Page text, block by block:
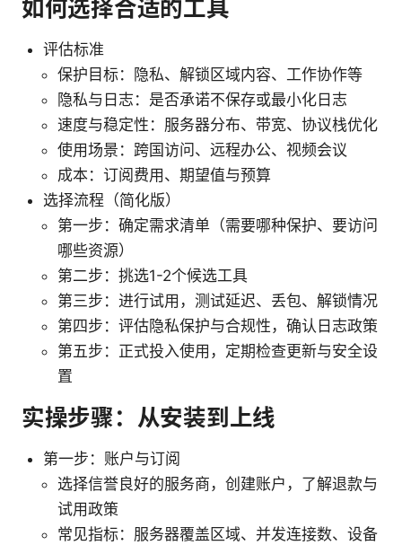
如何选择合适的工具
评估标准
保护目标：隐私、解锁区域内容、工作协作等
隐私与日志：是否承诺不保存或最小化日志
速度与稳定性：服务器分布、带宽、协议栈优化
使用场景：跨国访问、远程办公、视频会议
成本：订阅费用、期望值与预算
选择流程（简化版）
第一步：确定需求清单（需要哪种保护、要访问
哪些资源）
第二步：挑选1-2个候选工具
第三步：进行试用，测试延迟、丢包、解锁情况
第四步：评估隐私保护与合规性，确认日志政策
第五步：正式投入使用，定期检查更新与安全设
置
实操步骤：从安装到上线
第一步：账户与订阅
选择信誉良好的服务商，创建账户，了解退款与
试用政策
常见指标：服务器覆盖区域、并发连接数、设备